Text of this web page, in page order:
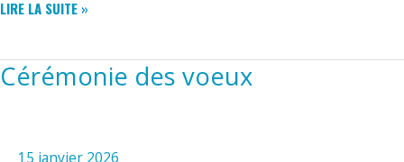
ETOIL’CLOWN
LIRE LA SUITE »
Cérémonie des voeux
15 janvier 2026